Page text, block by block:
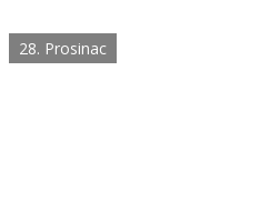
svaki deseti brak.
28. Prosinac